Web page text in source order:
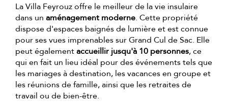
La Villa Feyrouz offre le meilleur de la vie insulaire
dans un aménagement moderne. Cette propriété
dispose d'espaces baignés de lumière et est connue
pour ses vues imprenables sur Grand Cul de Sac. Elle
peut égalementaccueillir jusqu'à 10 personnes, ce
qui en fait un lieu idéal pour des événements tels que
les mariages à destination, les vacances en groupe et
les réunions de famille, ainsi que les retraites de
travail ou de bien-être.